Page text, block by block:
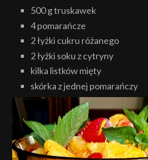
500 g truskawek
4 pomarańcze
2 łyżki cukru różanego
2 łyżki soku z cytryny
kilka listków mięty
skórka z jednej pomarańczy